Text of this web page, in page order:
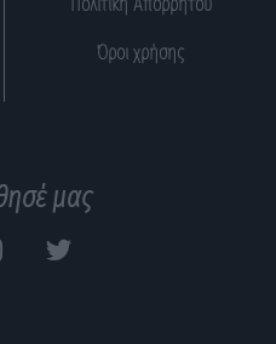
Όροι χρήσης
μας